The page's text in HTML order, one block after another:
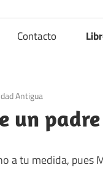
Contacto
Antigua
un padre
a tu medida, pues